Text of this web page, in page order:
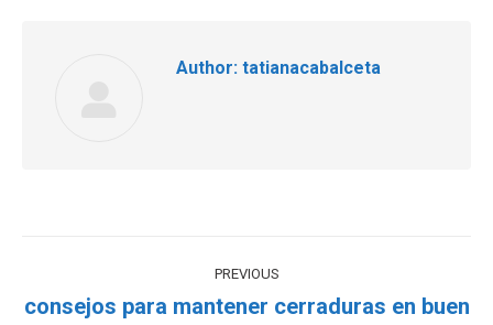
Author: tatianacabalceta
PREVIOUS
consejos para mantener cerraduras en buen